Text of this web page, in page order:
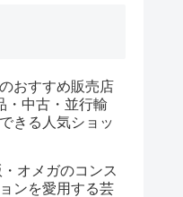
おすすめ販売店
・中古・並行輸
きる人気ショッ
オメガのコンス
ンを愛用する芸